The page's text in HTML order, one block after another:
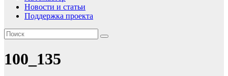
Новости и статьи
Поддержка проекта
100_135